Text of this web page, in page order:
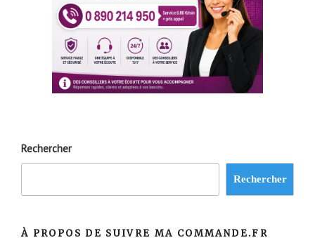
Rechercher
Rechercher
À PROPOS DE SUIVRE MA COMMANDE.FR